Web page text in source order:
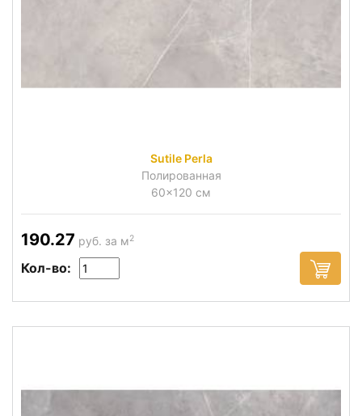
Sutile Perla
Полированная
60x120 см
190.27 руб. за м2
Кол-во: